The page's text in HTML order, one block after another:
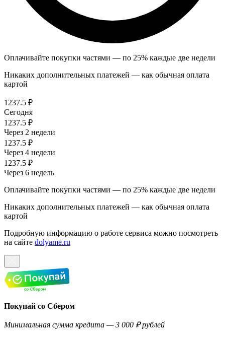
Оплачивайте покупки частями — по 25% каждые две недели
Никаких дополнительных платежей — как обычная оплата
картой
1237.5 ₽
Сегодня
1237.5 ₽
Через 2 недели
1237.5 ₽
Через 4 недели
1237.5 ₽
Через 6 недель
Оплачивайте покупки частями — по 25% каждые две недели
Никаких дополнительных платежей — как обычная оплата
картой
Подробную информацию о работе сервиса можно посмотреть
на сайте dolyame.ru
Покупай со Сбером
Минимальная сумма кредита — 3 000 ₽ рублей